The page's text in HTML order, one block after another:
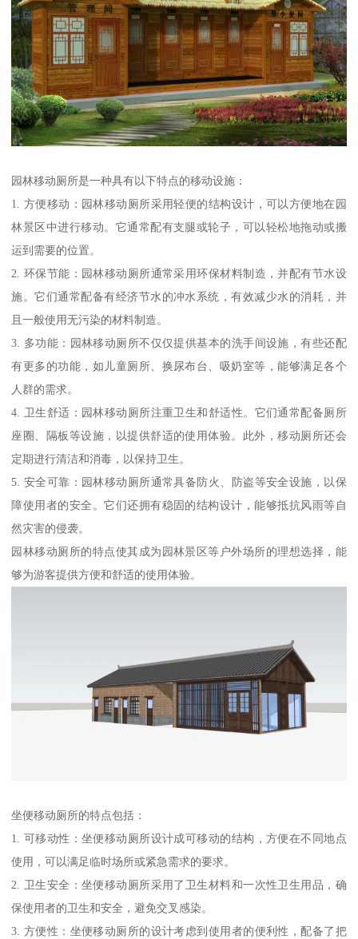
园林移动厕所是一种具有以下特点的移动设施：
1. 方便移动：园林移动厕所采用轻便的结构设计，可以方便地在园
林景区中进行移动。它通常配有支腿或轮子，可以轻松地拖动或搬
运到需要的位置。
2. 环保节能：园林移动厕所通常采用环保材料制造，并配有节水设
施。它们通常配备有经济节水的冲水系统，有效减少水的消耗，并
且一般使用无污染的材料制造。
3. 多功能：园林移动厕所不仅仅提供基本的洗手间设施，有些还配
有更多的功能，如儿童厕所、换尿布台、吸奶室等，能够满足各个
人群的需求。
4. 卫生舒适：园林移动厕所注重卫生和舒适性。它们通常配备厕所
座圈、隔板等设施，以提供舒适的使用体验。此外，移动厕所还会
定期进行清洁和消毒，以保持卫生。
5. 安全可靠：园林移动厕所通常具备防火、防盗等安全设施，以保
障使用者的安全。它们还拥有稳固的结构设计，能够抵抗风雨等自
然灾害的侵袭。
园林移动厕所的特点使其成为园林景区等户外场所的理想选择，能
够为游客提供方便和舒适的使用体验。
坐便移动厕所的特点包括：
1. 可移动性：坐便移动厕所设计成可移动的结构，方便在不同地点
使用，可以满足临时场所或紧急需求的要求。
2. 卫生安全：坐便移动厕所采用了卫生材料和一次性卫生用品，确
保使用者的卫生和安全，避免交叉感染。
3. 方便性：坐便移动厕所的设计考虑到使用者的便利性，配备了把